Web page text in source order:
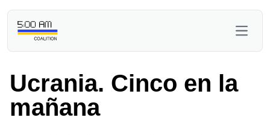
Ucrania. Cinco en la
mañana